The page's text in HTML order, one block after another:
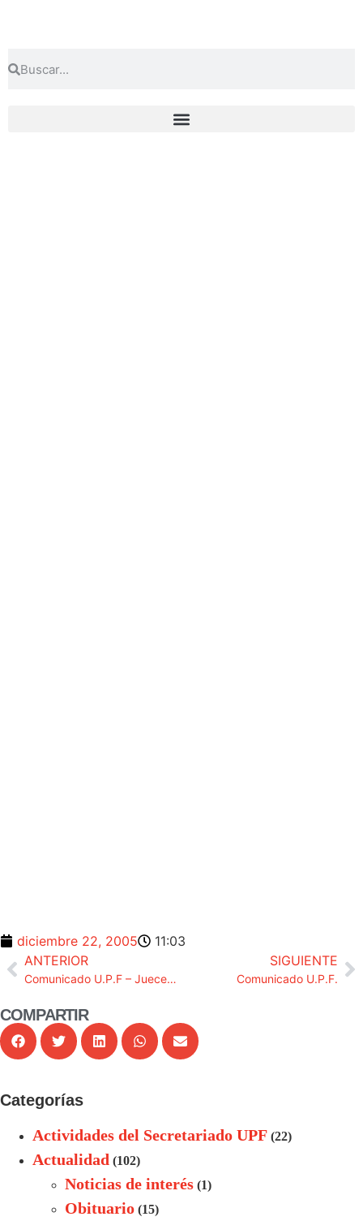
diciembre 22, 2005
11:03
ANTERIOR
Comunicado U.P.F – Jueces para la Demodracia
SIGUIENTE
Comunicado U.P.F.
COMPARTIR
Categorías
Actividades del Secretariado UPF (22)
Actualidad (102)
Noticias de interés (1)
Obituario (15)